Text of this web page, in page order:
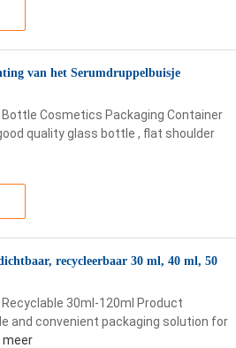
van het Serumdruppelbuisje
Bottle Cosmetics Packaging Container
quality glass bottle , flat shoulder
recycleerbaar 30 ml, 40 ml, 50
30ml-120ml Product
and convenient packaging solution for
meer